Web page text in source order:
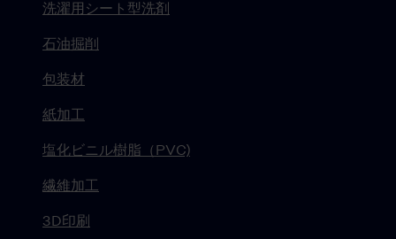
洗濯用シート型洗剤
石油掘削
包装材
紙加工
塩化ビニル樹脂（PVC)
繊維加工
3D印刷